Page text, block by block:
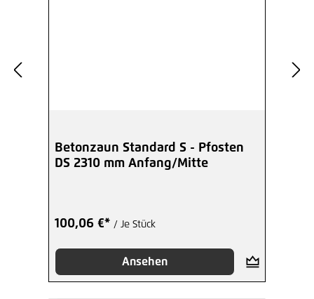
Betonzaun Standard S - Pfosten
DS 2310 mm Anfang/Mitte
100,06 €* / Je Stück
Ansehen